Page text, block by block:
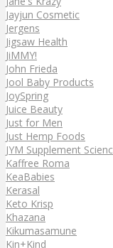
Jayjun Cosmetic
Jergens
Jigsaw Health
JiMMY!
John Frieda
Jool Baby Products
JoySpring
Juice Beauty
Just for Men
Just Hemp Foods
JYM Supplement
Kaffree Roma
KeaBabies
Kerasal
Keto Krisp
Khazana
Kikumasamune
Kin+Kind